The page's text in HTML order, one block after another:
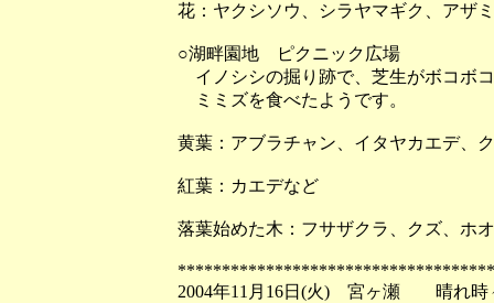
花：ヤクシソウ、シラヤマギク、アザ
○湖畔園地 ピクニック広場
イノシシの掘り跡で、芝生がボコボ
ミミズを食べたようです。
黄葉：アブラチャン、イタヤカエデ、
紅葉：カエデなど
落葉始めた木：フサザクラ、クズ、ホ
2004年11月16日(火) 宮ヶ瀬 晴れ